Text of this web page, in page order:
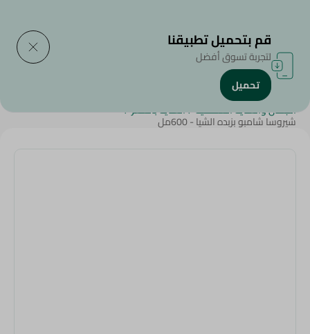
الرئيسية/الجبن,منتجات الألبان والبيض
الجمال والعناية الشخصية/العناية بالشعر/
شيروسا شامبو بزبده الشيا - 600مل
قم بتحميل تطبيقنا
لتجربة تسوق أفضل
تحميل